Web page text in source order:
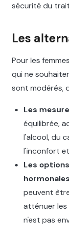
sécurité du
Les
Pour les
qui ne
sont modérés,
Les
équilibrée,
l'alcool, du
l'inconfort
Les
hormonales
peuvent
atténuer les
n'est pas